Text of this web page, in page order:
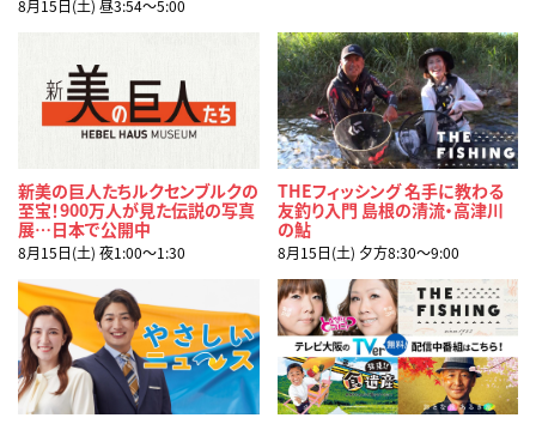
8月15日(土) 昼3:54〜5:00
新美の巨人たちルクセンブルクの
至宝！900万人が見た伝説の写真
展…日本で公開中
8月15日(土) 夜1:00〜1:30
THEフィッシング 名手に教わる
友釣り入門 島根の清流・高津川
の鮎
8月15日(土) 夕方8:30〜9:00